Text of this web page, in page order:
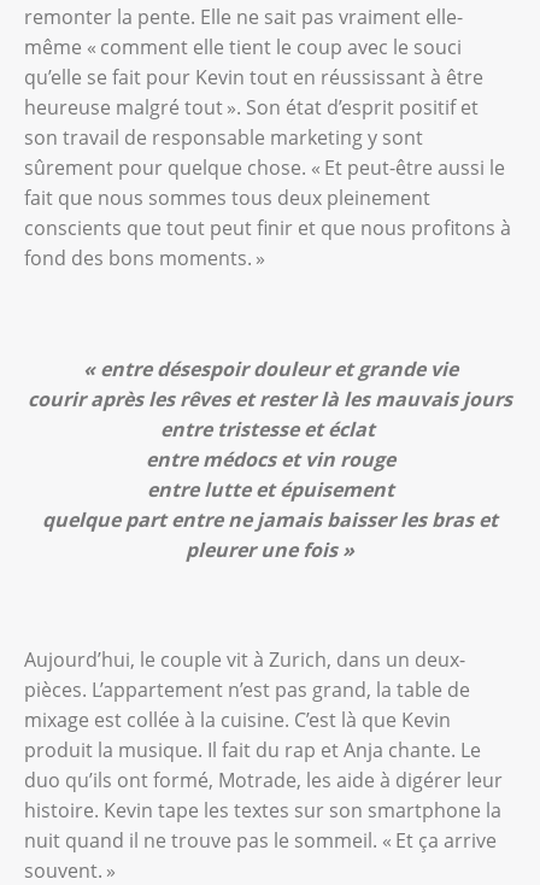
remonter la pente. Elle ne sait pas vraiment elle-
même « comment elle tient le coup avec le souci
qu’elle se fait pour Kevin tout en réussissant à être
heureuse malgré tout ». Son état d’esprit positif et
son travail de responsable marketing y sont
sûrement pour quelque chose. « Et peut-être aussi le
fait que nous sommes tous deux pleinement
conscients que tout peut finir et que nous profitons à
fond des bons moments. »
« entre désespoir douleur et grande vie
courir après les rêves et rester là les mauvais jours
entre tristesse et éclat
entre médocs et vin rouge
entre lutte et épuisement
quelque part entre ne jamais baisser les bras et
pleurer une fois»
Aujourd’hui, le couple vit à Zurich, dans un deux-
pièces. L’appartement n’est pas grand, la table de
mixage est collée à la cuisine. C’est là que Kevin
produit la musique. Il fait du rap et Anja chante. Le
duo qu’ils ont formé, Motrade, les aide à digérer leur
histoire. Kevin tape les textes sur son smartphone la
nuit quand il ne trouve pas le sommeil. « Et ça arrive
souvent. »